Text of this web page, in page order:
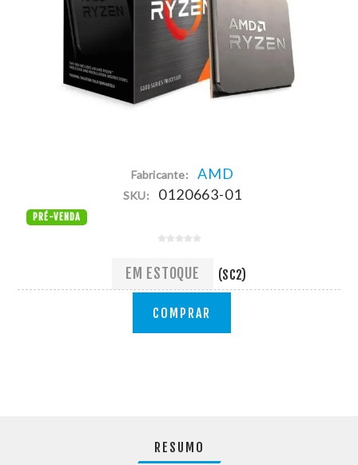
Fabricante: AMD
SKU: 0120663-01
PRÉ-VENDA
EM ESTOQUE (SC2)
COMPRAR
RESUMO